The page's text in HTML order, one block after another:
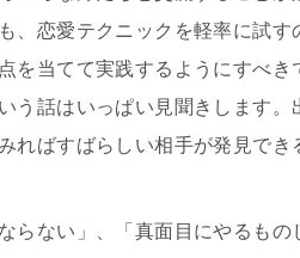
、恋愛テクニックを軽率に試
を当てて実践するようにすべき
う話はいっぱい見聞きします
ればすばらしい相手が発見でき
らない」、「真面目にやるも